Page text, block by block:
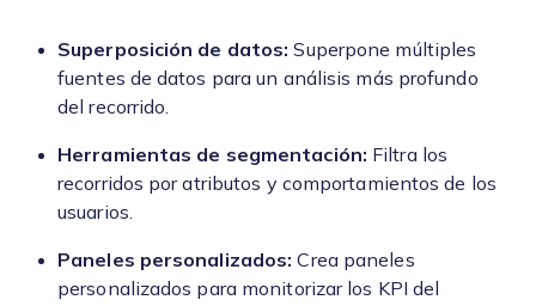
Superposición de datos: Superpone múltiples
fuentes de datos para un análisis más profundo
del recorrido.
Herramientas de segmentación: Filtra los
recorridos por atributos y comportamientos de los
usuarios.
Paneles personalizados: Crea paneles
personalizados para monitorizar los KPI del